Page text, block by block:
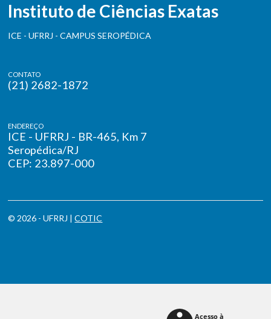
Instituto de Ciências Exatas
ICE - UFRRJ - CAMPUS SEROPÉDICA
CONTATO
(21) 2682-1872
ENDEREÇO
ICE - UFRRJ - BR-465, Km 7
Seropédica/RJ
CEP: 23.897-000
© 2026 - UFRRJ |COTIC